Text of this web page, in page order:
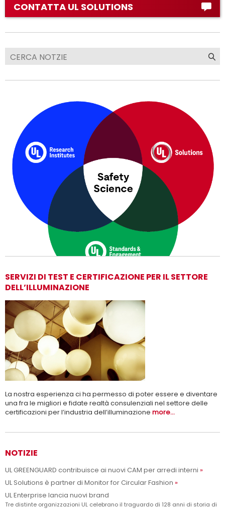
CONTATTA UL SOLUTIONS
Adesso siamo UL Solutions
Promuovere le scienze della sicurezza e permettere ai nostri
clienti di innovare con sicurezza.
Per saperne di più
SERVIZI DI TEST E CERTIFICAZIONE PER IL SETTORE
DELL’ILLUMINAZIONE
La nostra esperienza ci ha permesso di poter essere e diventare
una fra le migliori e fidate realtà consulenziali nel settore delle
certificazioni per l’industria dell’illuminazione more...
NOTIZIE
UL GREENGUARD contribuisce ai nuovi CAM per arredi interni
UL Solutions è partner di Monitor for Circular Fashion
UL Enterprise lancia nuovi brand
Tre distinte organizzazioni UL celebrano il traguardo di 128 anni di storia di